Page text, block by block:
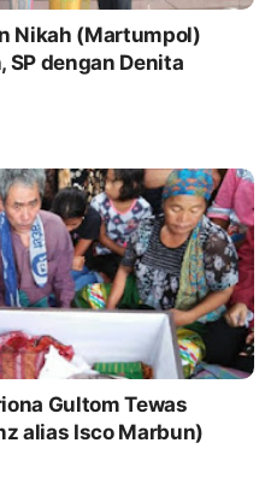
Nikah (Martumpol)
SP dengan Denita
Gultom Tewas
alias Isco Marbun)